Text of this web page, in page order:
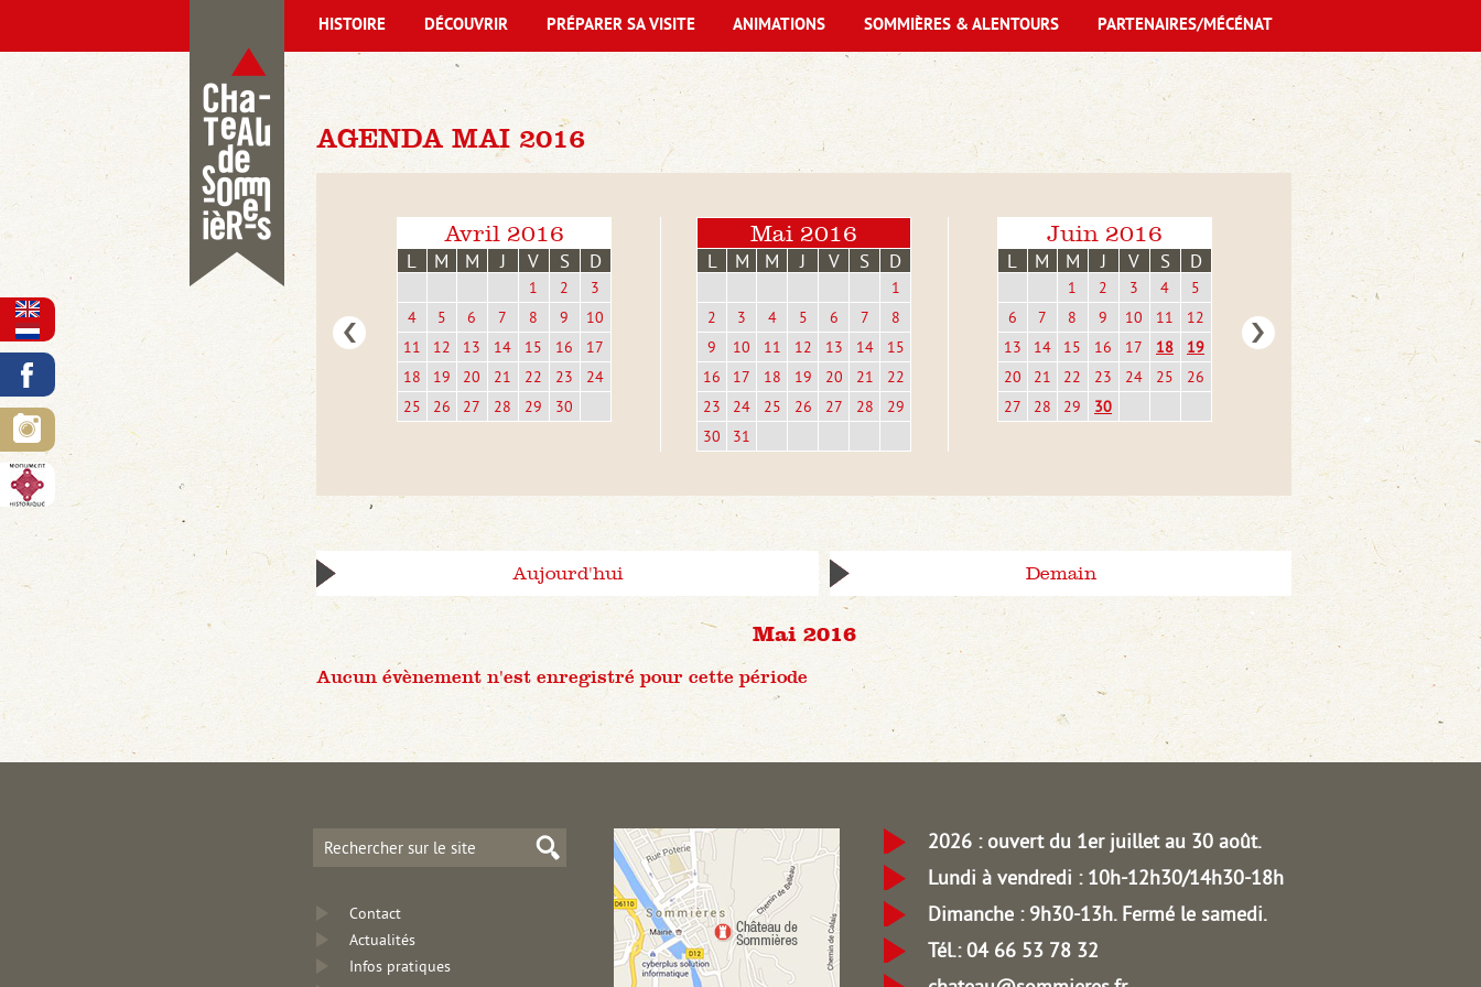
AGENDA MAI 2016
Avril 2016
L M M J V S D
1 2
3
4
5 6 7 8 9
10
11
12 13 14 15 16
17
18
19 20 21 22 23
24
25
26 27 28 29 30
Mai 2016
L M M J V S D
1
2
3 4 5 6 7
8
9
10 11 12 13 14
15
16
17 18 19 20 21
22
23
24 25 26 27 28
29
30
31
Juin 2016
L M M J V S D
1 2 3 4
5
6
7 8 9 10 11
12
13
14 15 16 17 18
19
20
21 22 23 24 25
26
27
28 29 30
Aujourd'hui Demain
Mai 2016
Aucun évènement n'est enregistré pour cette période
HISTOIRE DÉCOUVRIR PRÉPARER SA VISITE ANIMATIONS SOMMIÈRES & ALENTOURS PARTENAIRES/MÉCÉNAT
Contact
Actualités
Infos pratiques
2026 : ouvert du 1er juillet au 30 août.
Lundi à vendredi : 10h-12h30/14h30-18h
Dimanche : 9h30-13h. Fermé le samedi.
Tél.: 04 66 53 78 32